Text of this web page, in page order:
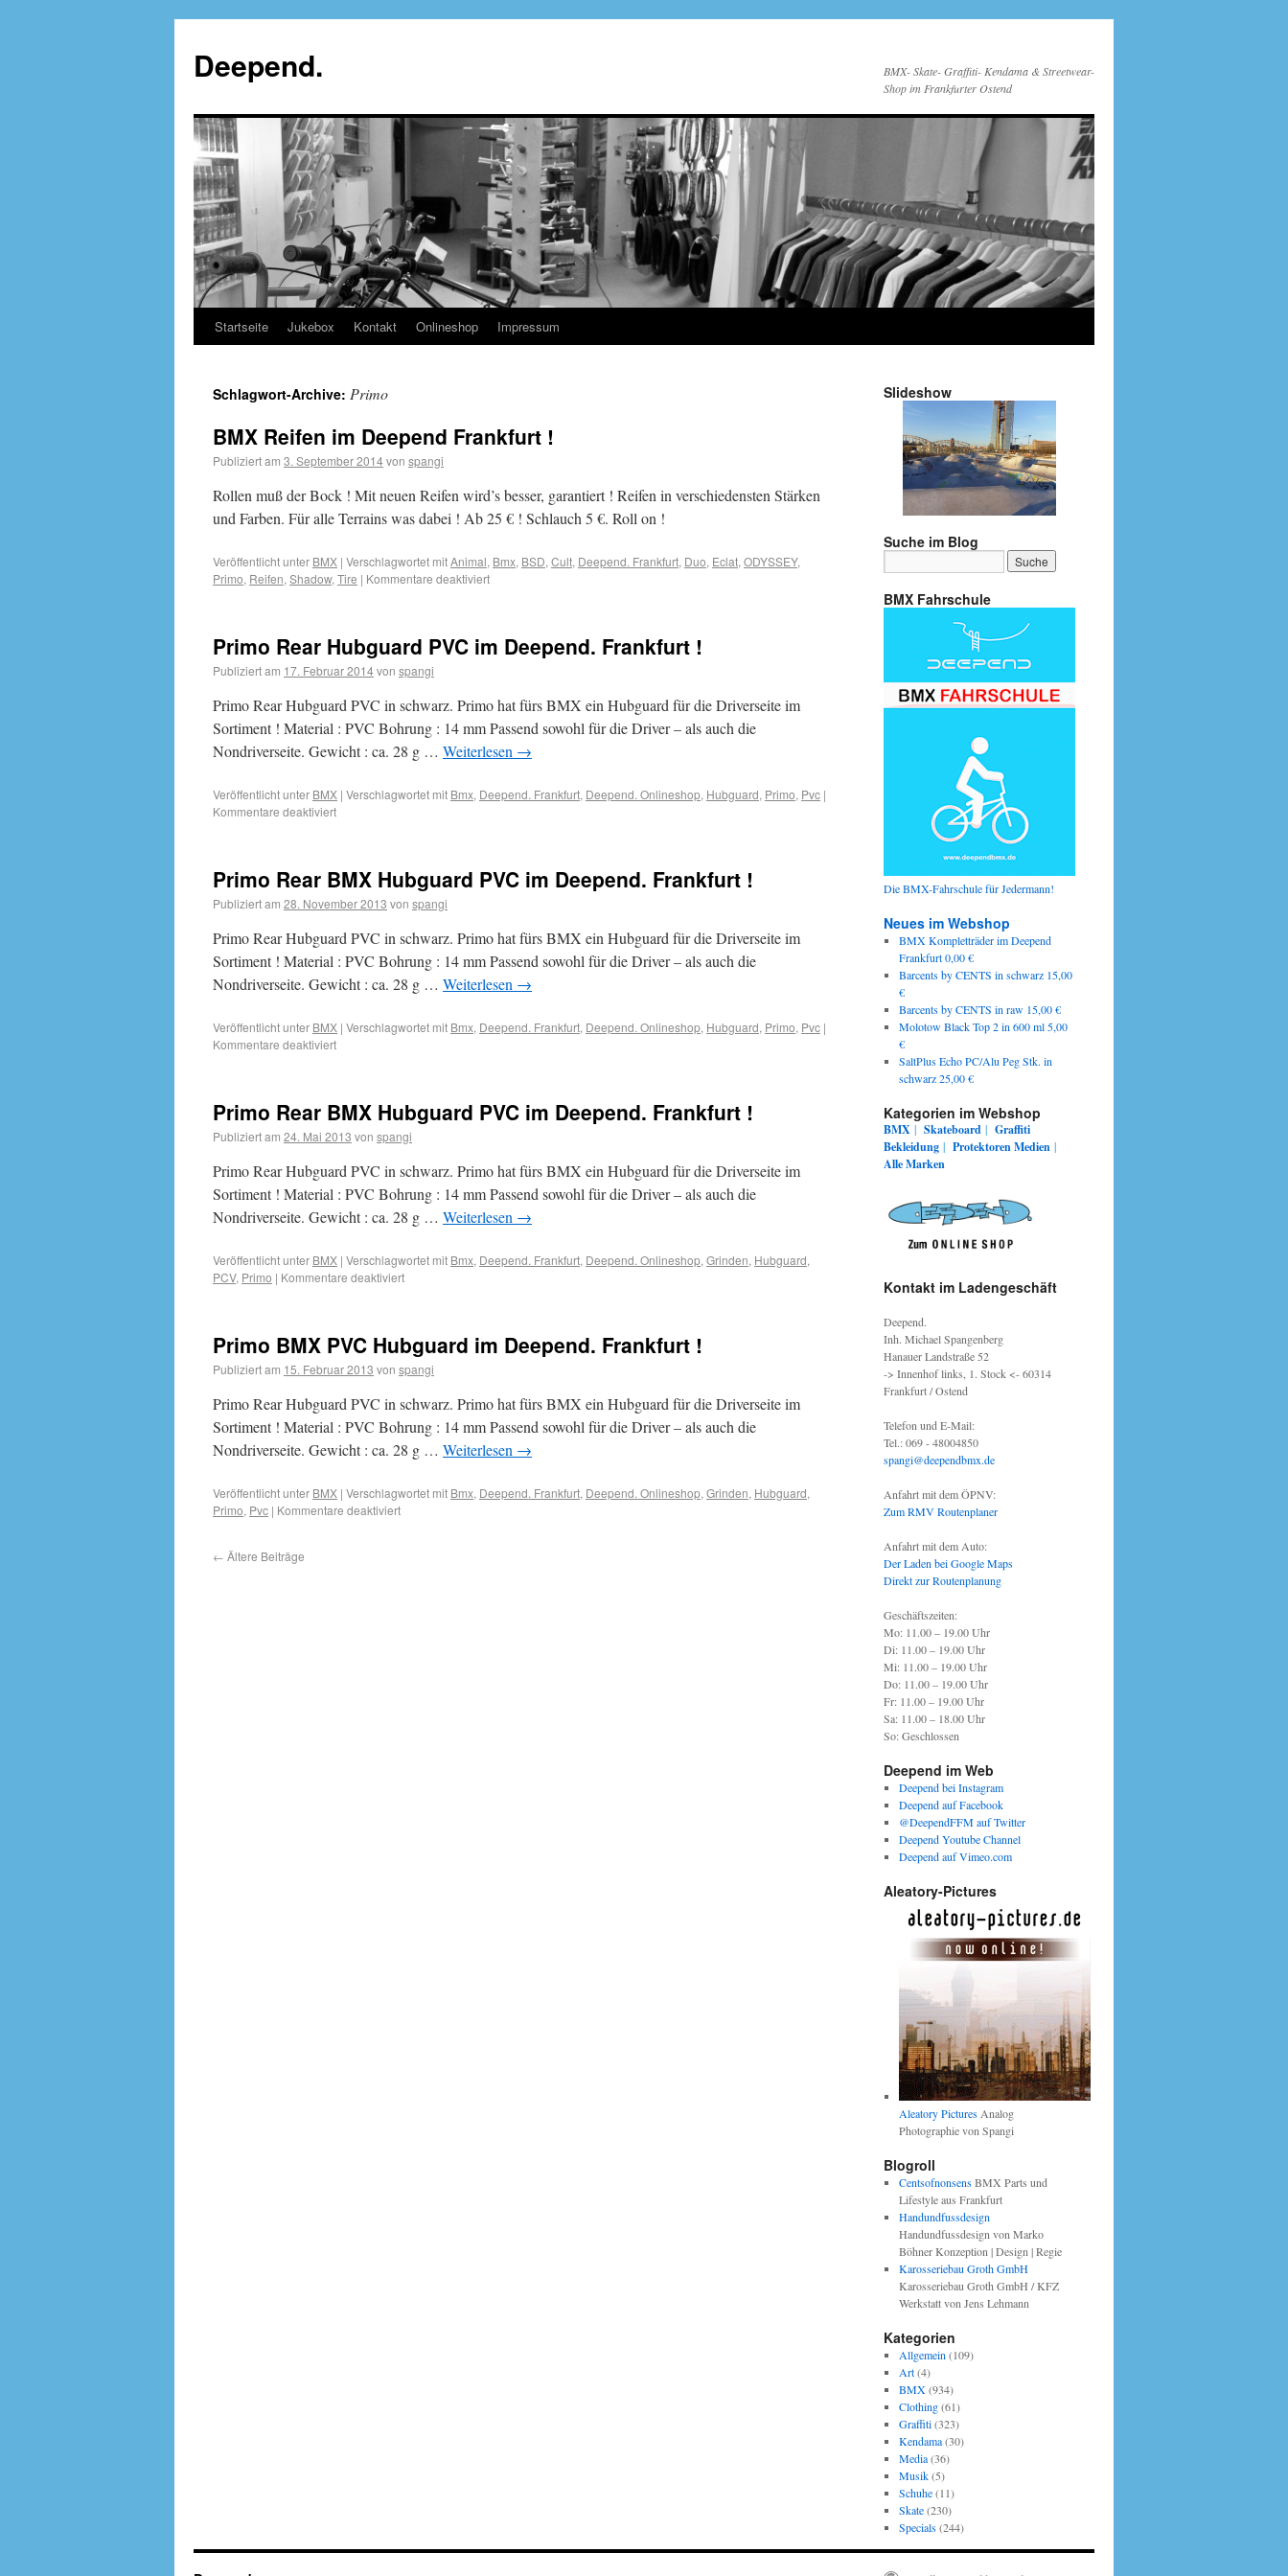
Deepend.
BMX- Skate- Graffiti- Kendama & Streetwear-
Shop im Frankfurter Ostend
Startseite Jukebox Kontakt Onlineshop Impressum
Schlagwort-Archive: Primo
BMX Reifen im Deepend Frankfurt !
Publiziert am 3. September 2014von spangi
Rollen muß der Bock ! Mit neuen Reifen wird’s besser, garantiert ! Reifen in verschiedensten Stärken
und Farben. Für alle Terrains was dabei ! Ab 25 € ! Schlauch 5 €. Roll on !
Veröffentlicht unter BMX | Verschlagwortet mitAnimal, Bmx, BSD, Cult, Deepend. Frankfurt, Duo, Eclat, ODYSSEY,
Primo, Reifen, Shadow, Tire | Kommentare deaktiviert
Primo Rear Hubguard PVC im Deepend. Frankfurt !
Publiziert am 17. Februar 2014von spangi
Primo Rear Hubguard PVC in schwarz. Primo hat fürs BMX ein Hubguard für die Driverseite im
Sortiment ! Material : PVC Bohrung : 14 mm Passend sowohl für die Driver – als auch die
Nondriverseite. Gewicht : ca. 28 g … Weiterlesen →
Veröffentlicht unter BMX | Verschlagwortet mit Bmx, Deepend. Frankfurt, Deepend. Onlineshop, Hubguard, Primo, Pvc |
Kommentare deaktiviert
Primo Rear BMX Hubguard PVC im Deepend. Frankfurt !
Publiziert am 28. November 2013 von spangi
Primo Rear Hubguard PVC in schwarz. Primo hat fürs BMX ein Hubguard für die Driverseite im
Sortiment ! Material : PVC Bohrung : 14 mm Passend sowohl für die Driver – als auch die
Nondriverseite. Gewicht : ca. 28 g … Weiterlesen →
Veröffentlicht unter BMX | Verschlagwortet mit Bmx, Deepend. Frankfurt, Deepend. Onlineshop, Hubguard, Primo, Pvc |
Kommentare deaktiviert
Primo Rear BMX Hubguard PVC im Deepend. Frankfurt !
Publiziert am 24. Mai 2013 von spangi
Primo Rear Hubguard PVC in schwarz. Primo hat fürs BMX ein Hubguard für die Driverseite im
Sortiment ! Material : PVC Bohrung : 14 mm Passend sowohl für die Driver – als auch die
Nondriverseite. Gewicht : ca. 28 g … Weiterlesen →
Veröffentlicht unter BMX | Verschlagwortet mit Bmx, Deepend. Frankfurt, Deepend. Onlineshop, Grinden, Hubguard,
PCV, Primo | Kommentare deaktiviert
Primo BMX PVC Hubguard im Deepend. Frankfurt !
Publiziert am 15. Februar 2013 von spangi
Primo Rear Hubguard PVC in schwarz. Primo hat fürs BMX ein Hubguard für die Driverseite im
Sortiment ! Material : PVC Bohrung : 14 mm Passend sowohl für die Driver – als auch die
Nondriverseite. Gewicht : ca. 28 g … Weiterlesen →
Veröffentlicht unter BMX | Verschlagwortet mit Bmx, Deepend. Frankfurt, Deepend. Onlineshop, Grinden, Hubguard,
Primo, Pvc | Kommentare deaktiviert
← Ältere Beiträge
Slideshow
Suche im Blog
BMX Fahrschule
Die BMX-Fahrschule für Jedermann!
Neues im Webshop
BMX Kompletträder im Deepend
Frankfurt 0,00 €
Barcents by CENTS in schwarz 15,00
€
Barcents by CENTS in raw 15,00 €
Molotow Black Top 2 in 600 ml 5,00
€
SaltPlus Echo PC/Alu Peg Stk. in
schwarz 25,00 €
Kategorien im Webshop
BMX | Skateboard | Graffiti
Bekleidung | ProtektorenMedien |
Alle Marken
Kontakt im Ladengeschäft
Deepend.
Inh. Michael Spangenberg
Hanauer Landstraße 52
-> Innenhof links, 1. Stock <- 60314
Frankfurt / Ostend
Telefon und E-Mail:
Tel.: 069 - 48004850
spangi@deependbmx.de
Anfahrt mit dem ÖPNV:
Zum RMV Routenplaner
Anfahrt mit dem Auto:
Der Laden bei Google Maps
Direkt zur Routenplanung
Geschäftszeiten:
Mo: 11.00 – 19.00 Uhr
Di: 11.00 – 19.00 Uhr
Mi: 11.00 – 19.00 Uhr
Do: 11.00 – 19.00 Uhr
Fr: 11.00 – 19.00 Uhr
Sa: 11.00 – 18.00 Uhr
So: Geschlossen
Deepend im Web
Deepend bei Instagram
Deepend auf Facebook
@DeependFFM auf Twitter
Deepend Youtube Channel
Deepend auf Vimeo.com
Aleatory-Pictures
Aleatory PicturesAnalog
Photographie von Spangi
Blogroll
CentsofnonsensBMX Parts und
Lifestyle aus Frankfurt
Handundfussdesign
Handundfussdesign von Marko
Böhner Konzeption | Design | Regie
Karosseriebau Groth GmbH
Karosseriebau Groth GmbH / KFZ
Werkstatt von Jens Lehmann
Kategorien
Allgemein (109)
Art(4)
BMX(934)
Clothing(61)
Graffiti(323)
Kendama(30)
Media(36)
Musik(5)
Schuhe(11)
Skate(230)
Specials(244)